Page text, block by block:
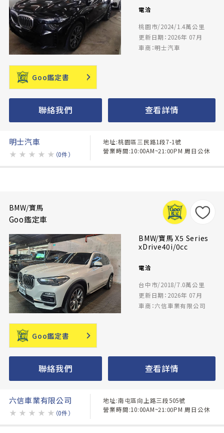
電洽
桃園市/2024/1.4萬公里
更新日期：2026年 07月
車商：明士汽車
Goo鑑定書
聯絡我們 查看詳情
明士汽車
★ ★ ★ ★ ★ （0件）
地址:桃園區三民路1段7-1號
營業時間:10:00AM~21:00PM 周日公休
BMW/寶馬
Goo鑑定車
BMW/寶馬 X5 Series
xDrive40i/0cc
電洽
台中市/2018/7.0萬公里
更新日期：2026年 07月
車商：六信車業有限公司
Goo鑑定書
聯絡我們 查看詳情
六信車業有限公司
★ ★ ★ ★ ★ （0件）
地址:南屯區向上路三段505號
營業時間:10:00AM~21:00PM 周日公休